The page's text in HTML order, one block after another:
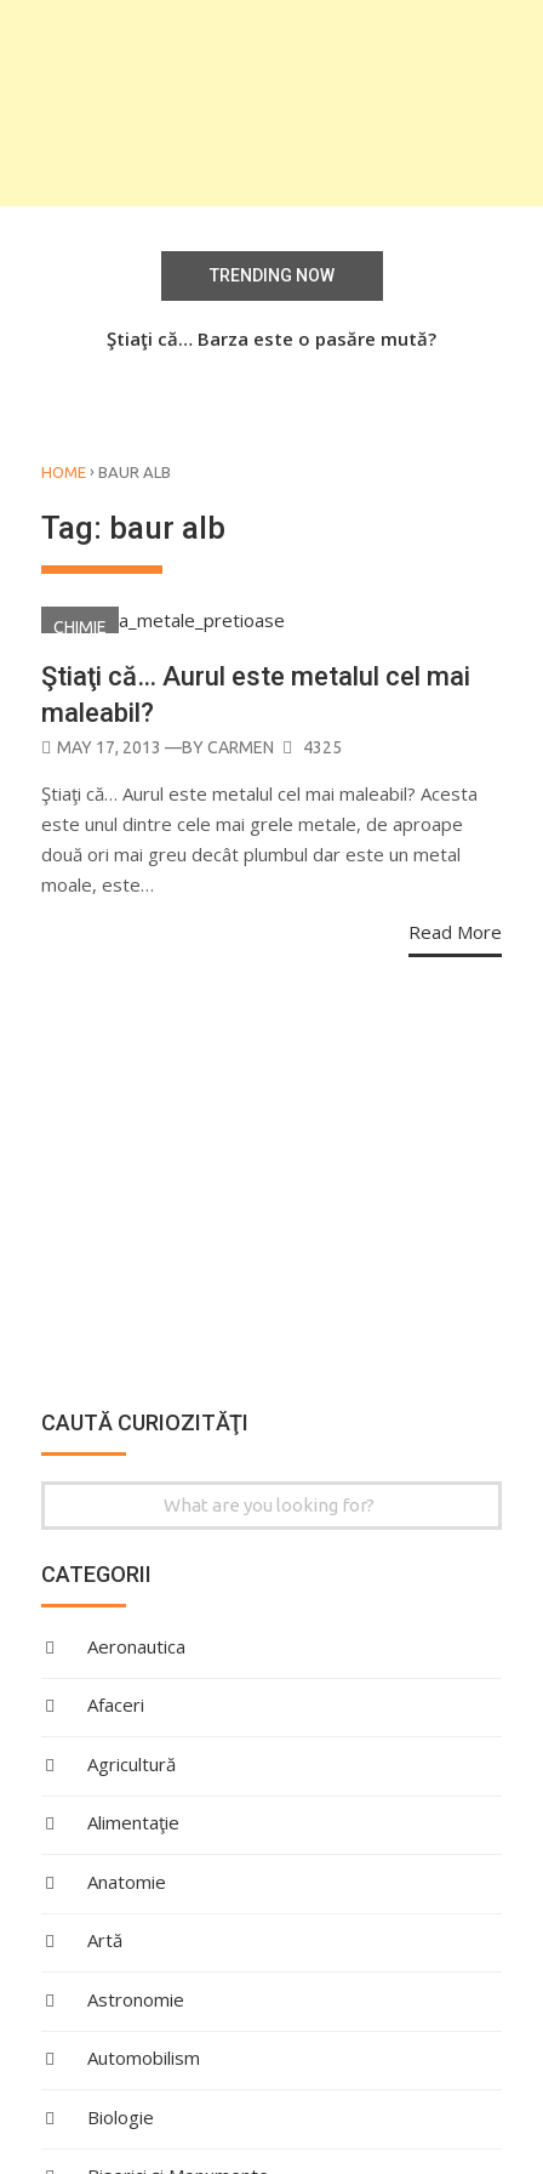
TRENDING NOW
Ştiaţi că… Barza este o pasăre mută?
HOME › BAUR ALB
Tag: baur alb
CHIMIE
Ştiaţi că… Aurul este metalul cel mai
maleabil?
POSTED
MAY 17, 2013 —BYCARMEN 4325
Ştiaţi că… Aurul este metalul cel mai maleabil? Acesta
este unul dintre cele mai grele metale, de aproape
două ori mai greu decât plumbul dar este un metal
moale, este…
Read More
CAUTĂ CURIOZITĂŢI
for:
CATEGORII
Aeronautica
Afaceri
Agricultură
Alimentaţie
Anatomie
Artă
Astronomie
Automobilism
Biologie